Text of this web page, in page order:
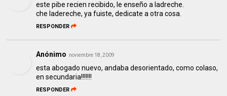
este pibe recien recibido, le enseño a ladreche.
che ladereche, ya fuiste, dedicate a otra cosa.
RESPONDER
Anónimo noviembre 18, 2009
esta abogado nuevo, andaba desorientado, como colaso,
en secundaria!!!!!!!
RESPONDER